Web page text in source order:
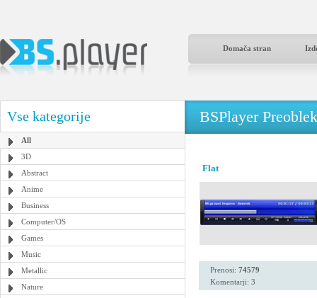
Domača stran
Vse kategorije
All
3D
Abstract
Anime
Business
Computer/OS
Games
Music
Metallic
Nature
BSPlayer
Flat
Prenosi: 74579
Komentarji: 3